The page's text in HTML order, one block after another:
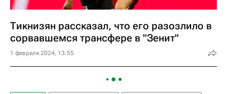
Тикнизян рассказал, что его разозлило в
сорвавшемся трансфере в "Зенит"
1 февраля 2024, 13:55